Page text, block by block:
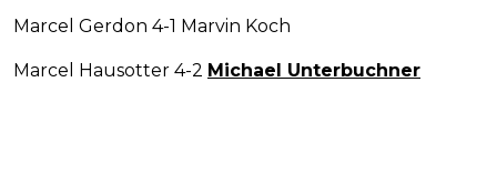
Marcel Gerdon 4-1 Marvin Koch
Marcel Hausotter 4-2 Michael Unterbuchner